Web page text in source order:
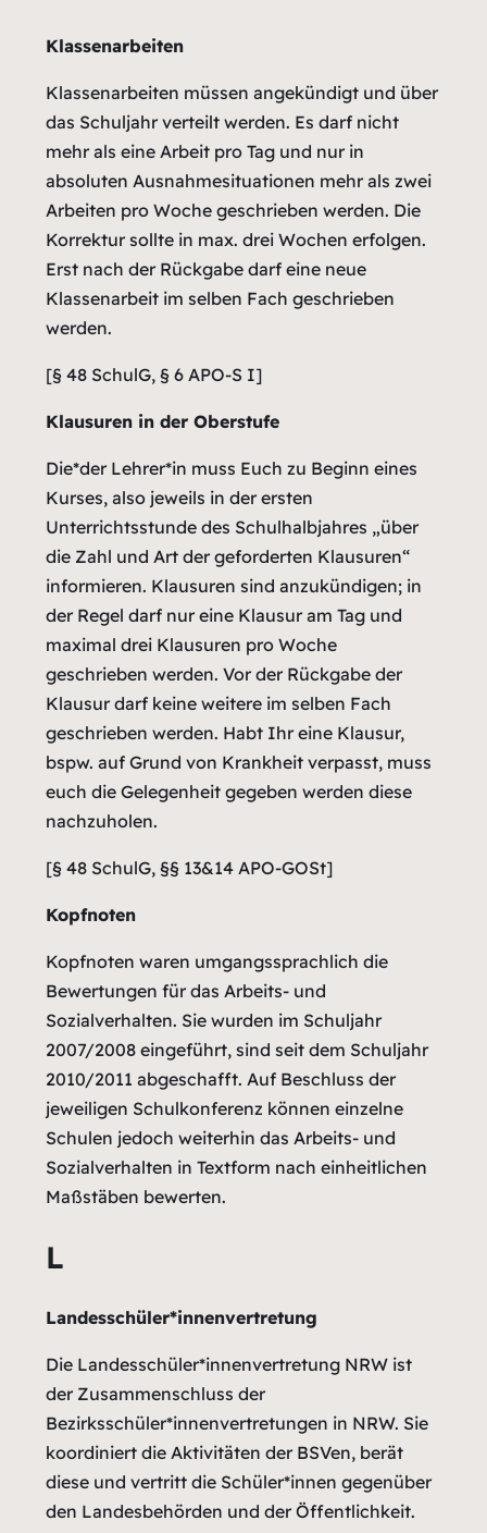
Klassenarbeiten
Klassenarbeiten müssen angekündigt und über
das Schuljahr verteilt werden. Es darf nicht
mehr als eine Arbeit pro Tag und nur in
absoluten Ausnahmesituationen mehr als zwei
Arbeiten pro Woche geschrieben werden. Die
Korrektur sollte in max. drei Wochen erfolgen.
Erst nach der Rückgabe darf eine neue
Klassenarbeit im selben Fach geschrieben
werden.
[§ 48 SchulG, § 6 APO-S I]
Klausuren in der Oberstufe
Die*der Lehrer*in muss Euch zu Beginn eines
Kurses, also jeweils in der ersten
Unterrichtsstunde des Schulhalbjahres „über
die Zahl und Art der geforderten Klausuren“
informieren. Klausuren sind anzukündigen; in
der Regel darf nur eine Klausur am Tag und
maximal drei Klausuren pro Woche
geschrieben werden. Vor der Rückgabe der
Klausur darf keine weitere im selben Fach
geschrieben werden. Habt Ihr eine Klausur,
bspw. auf Grund von Krankheit verpasst, muss
euch die Gelegenheit gegeben werden diese
nachzuholen.
[§ 48 SchulG, §§ 13&14 APO-GOSt]
Kopfnoten
Kopfnoten waren umgangssprachlich die
Bewertungen für das Arbeits- und
Sozialverhalten. Sie wurden im Schuljahr
2007/2008 eingeführt, sind seit dem Schuljahr
2010/2011 abgeschafft. Auf Beschluss der
jeweiligen Schulkonferenz können einzelne
Schulen jedoch weiterhin das Arbeits- und
Sozialverhalten in Textform nach einheitlichen
Maßstäben bewerten.
L
Landesschüler*innenvertretung
Die Landesschüler*innenvertretung NRW ist
der Zusammenschluss der
Bezirksschüler*innenvertretungen in NRW. Sie
koordiniert die Aktivitäten der BSVen, berät
diese und vertritt die Schüler*innen gegenüber
den Landesbehörden und der Öffentlichkeit.